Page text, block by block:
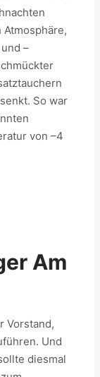
–
So war
von –4
Am
Vorstand,
Und
diesmal